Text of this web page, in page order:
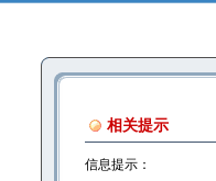
相关提示
信息提示：